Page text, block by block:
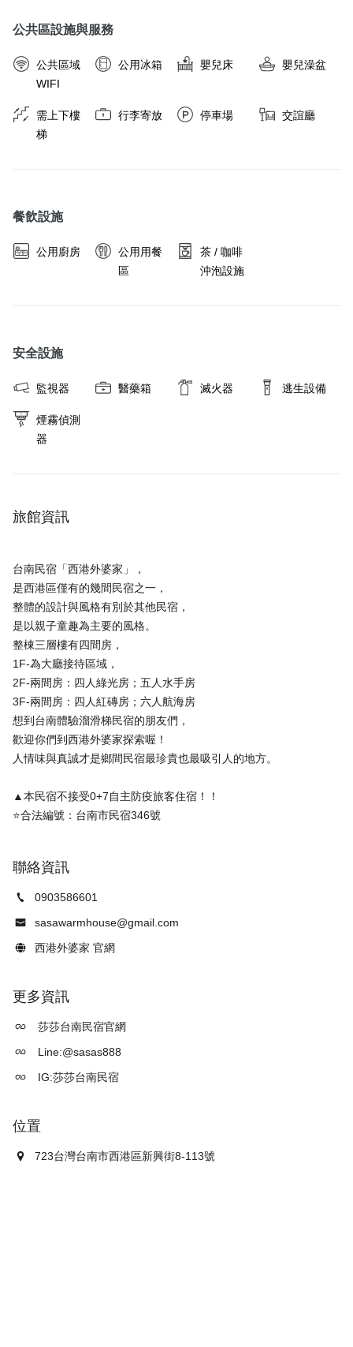
公共區設施與服務
公共區域
WIFI
公用冰箱 嬰兒床 嬰兒澡盆
需上下樓
梯
行李寄放 停車場 交誼廳
餐飲設施
公用廚房
公用用餐
區
茶 / 咖啡
沖泡設施
安全設施
監視器 醫藥箱 滅火器 逃生設備
煙霧偵測
器
旅館資訊
台南民宿「西港外婆家」，
是西港區僅有的幾間民宿之一，
整體的設計與風格有別於其他民宿，
是以親子童趣為主要的風格。
整棟三層樓有四間房，
1F-為大廳接待區域，
2F-兩間房：四人綠光房；五人水手房
3F-兩間房：四人紅磚房；六人航海房
想到台南體驗溜滑梯民宿的朋友們，
歡迎你們到西港外婆家探索喔！
人情味與真誠才是鄉間民宿最珍貴也最吸引人的地方。
▲本民宿不接受0+7自主防疫旅客住宿！！
聯絡資訊
0903586601
sasawarmhouse@gmail.com
西港外婆家 官網
更多資訊
莎莎台南民宿官網
Line:@sasas888
IG:莎莎台南民宿
位置
723台灣台南市西港區新興街8-113號